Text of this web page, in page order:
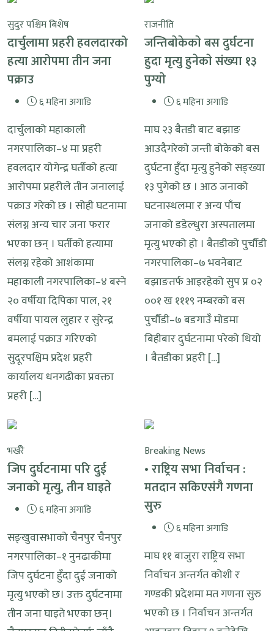
सुदुर पश्चिम बिशेष
दार्चुलामा प्रहरी हवलदारको
हत्या आरोपमा तीन जना
पक्राउ
६ महिना अगाडि
दार्चुलाको महाकाली
नगरपालिका–४ मा प्रहरी
हवलदार योगेन्द्र घर्तीको हत्या
आरोपमा प्रहरीले तीन जनालाई
पक्राउ गरेको छ । सोही घटनामा
संलग्न अन्य चार जना फरार
भएका छन् । घर्तीको हत्यामा
संलग्न रहेको आशंकामा
महाकाली नगरपालिका–४ बस्ने
२० वर्षीया दिपिका पाल, २१
वर्षीया पायल लुहार र सुरेन्द्र
बमलाई पक्राउ गरिएको
सुदूरपश्चिम प्रदेश प्रहरी
कार्यालय धनगढीका प्रवक्ता
प्रहरी […]
राजनीति
जन्तिबाेकेकाे बस दुर्घटना
हुदा मृत्यु हुनेकाे संख्या १३
पुग्याे
६ महिना अगाडि
माघ २३ बैतडी बाट बझाङ
आउदैगरेकाे जन्ती बोकेको बस
दुर्घटना हुँदा मृत्यु हुनेको सङ्ख्या
१३ पुगेको छ । आठ जनाको
घटनास्थलमा र अन्य पाँच
जनाको डडेल्धुरा अस्पतालमा
मृत्यु भएको हो । बैतडीको पुर्चौडी
नगरपालिका–७ भवनेबाट
बझाङतर्फ आइरहेको सुप प्र ०२
००१ ख १११९ नम्बरको बस
पुर्चौडी–७ बडगाउँ मोडमा
बिहीबार दुर्घटनामा परेको थियो
। बैतडीका प्रहरी […]
भर्खरै
जिप दुर्घटनामा परि दुई
जनाको मृत्यु, तीन घाइते
६ महिना अगाडि
सङ्खुवासभाको चैनपुर चैनपुर
नगरपालिका–१ नुनढाकीमा
जिप दुर्घटना हुँदा दुई जनाको
मृत्यु भएको छ। उक्त दुर्घटनामा
तीन जना घाइते भएका छन्।
Breaking News
• राष्ट्रिय सभा निर्वाचन :
मतदान सकिएसंगै गणना
सुरु
६ महिना अगाडि
माघ ११ बाजुरा राष्ट्रिय सभा
निर्वाचन अन्तर्गत कोशी र
गण्डकी प्रदेशमा मत गणना सुरु
भएको छ । निर्वाचन अन्तर्गत